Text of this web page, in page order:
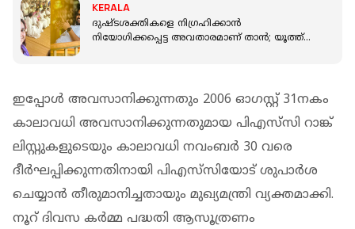
KERALA
ദുഷ്ടശക്തികളെ നിഗ്രഹിക്കാന്‍
നിയോഗിക്കപ്പെട്ട അവതാരമാണ് താന്‍; യൂത്ത്
ഇപ്പോള്‍ അവസാനിക്കുന്നതും 2006 ഓഗസ്റ്റ് 31നകം
കാലാവധി അവസാനിക്കുന്നതുമായ പിഎസ്‌സി റാങ്ക്
ലിസ്റ്റുകളുടെയും കാലാവധി നവംബര്‍ 30 വരെ
ദീര്‍ഘപ്പിക്കുന്നതിനായി പിഎസ്‌സിയോട് ശുപാര്‍ശ
ചെയ്യാന്‍ തീരുമാനിച്ചതായും മുഖ്യമന്ത്രി വ്യക്തമാക്കി.
നൂറ് ദിവസ കര്‍മ്മ പദ്ധതി ആസൂത്രണം